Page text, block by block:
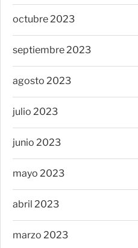
octubre 2023
septiembre 2023
agosto 2023
julio 2023
junio 2023
mayo 2023
abril 2023
marzo 2023